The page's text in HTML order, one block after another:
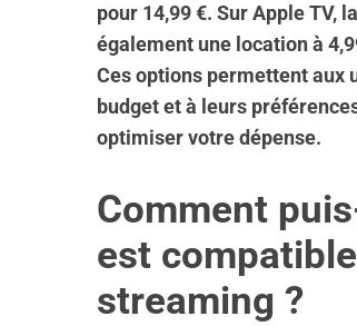
pour 14,99 €. Sur Apple TV,
également une location à
Ces options permettent aux
budget et à leurs
optimiser votre dépense.
Comment
est
streaming ?